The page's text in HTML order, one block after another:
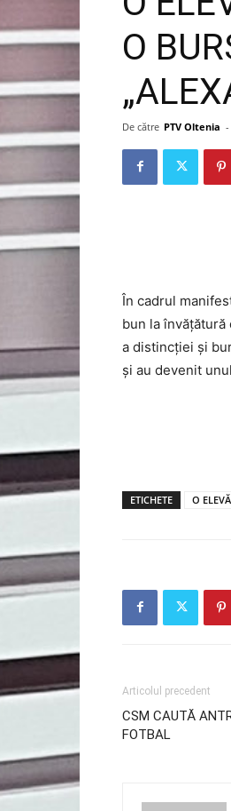
O
De către PTV Oltenia -
În cadrul
bun la
a distincției și
şi au devenit
ETICHETE O
Articolul precedent
CSM CAUTĂ
FOTBAL